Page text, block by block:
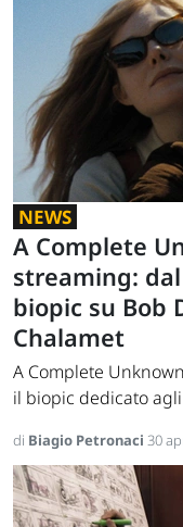
NEWS
A Complete
streaming:
biopic su Bob
Chalamet
A Complete
il biopic dedicato
di Biagio Petronaci 30